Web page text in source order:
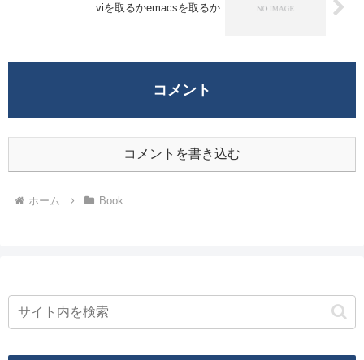
viを取るかemacsを取るか
コメント
コメントを書き込む
ホーム Book